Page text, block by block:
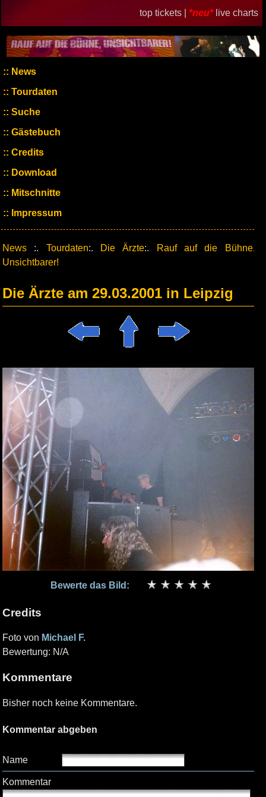
top tickets | *neu* live charts
News
Tourdaten
Suche
Gästebuch
Credits
Download
Mitschnitte
Impressum
News :. Tourdaten:. Die Ärzte:.
Rauf auf die Bühne,
Unsichtbarer!
Die Ärzte am 29.03.2001 in Leipzig
Bewerte das Bild:
Credits
Foto von Michael F.
Bewertung: N/A
Kommentare
Bisher noch keine Kommentare.
Kommentar abgeben
Name
Kommentar